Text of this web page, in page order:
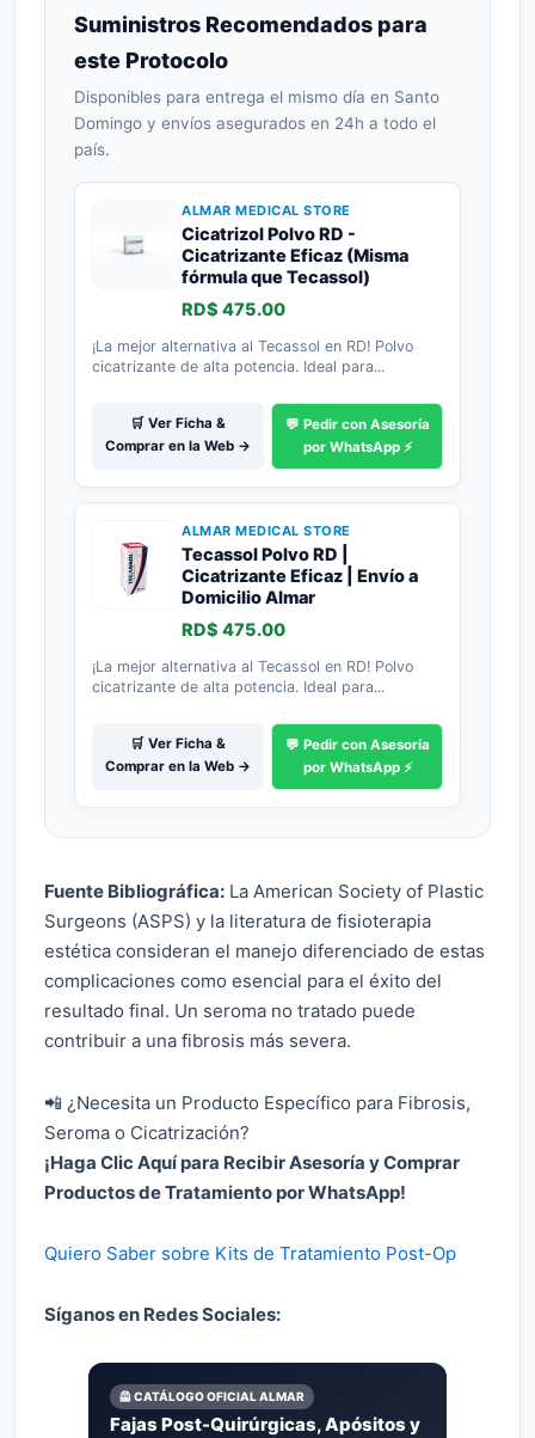
Suministros Recomendados para
este Protocolo
Disponibles para entrega el mismo día en Santo
Domingo y envíos asegurados en 24h a todo el
país.
ALMAR MEDICAL STORE
Cicatrizol Polvo RD -
Cicatrizante Eficaz (Misma
fórmula que Tecassol)
RD$ 475.00
¡La mejor alternativa al Tecassol en RD! Polvo
cicatrizante de alta potencia. Ideal para...
🛒 Ver Ficha &
Comprar en la Web →
💬 Pedir con Asesoría
por WhatsApp ⚡
ALMAR MEDICAL STORE
Tecassol Polvo RD |
Cicatrizante Eficaz | Envío a
Domicilio Almar
RD$ 475.00
¡La mejor alternativa al Tecassol en RD! Polvo
cicatrizante de alta potencia. Ideal para...
🛒 Ver Ficha &
Comprar en la Web →
💬 Pedir con Asesoría
por WhatsApp ⚡
Fuente Bibliográfica: La American Society of Plastic
Surgeons (ASPS) y la literatura de fisioterapia
estética consideran el manejo diferenciado de estas
complicaciones como esencial para el éxito del
resultado final. Un seroma no tratado puede
contribuir a una fibrosis más severa.
📲 ¿Necesita un Producto Específico para Fibrosis,
Seroma o Cicatrización?
¡Haga Clic Aquí para Recibir Asesoría y Comprar
Productos de Tratamiento por WhatsApp!
Quiero Saber sobre Kits de Tratamiento Post-Op
Síganos en Redes Sociales:
🦺 CATÁLOGO OFICIAL ALMAR
Fajas Post-Quirúrgicas, Apósitos y